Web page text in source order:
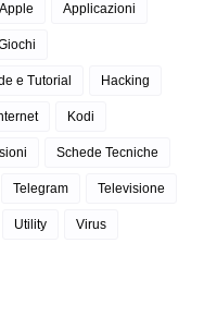
Apple Applicazioni
e Tutorial Hacking
Kodi
Schede Tecniche
Telegram Televisione
Utility Virus